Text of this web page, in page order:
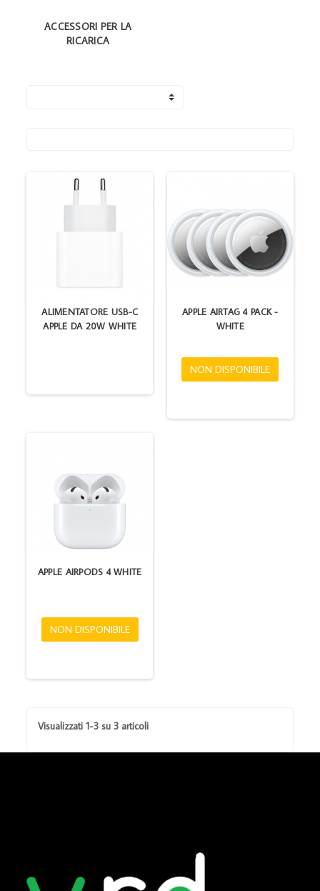
ACCESSORI PER LA
RICARICA
ALIMENTATORE USB-C
APPLE DA 20W WHITE
APPLE AIRTAG 4 PACK -
WHITE
NON DISPONIBILE
APPLE AIRPODS 4 WHITE
NON DISPONIBILE
Visualizzati 1-3 su 3 articoli